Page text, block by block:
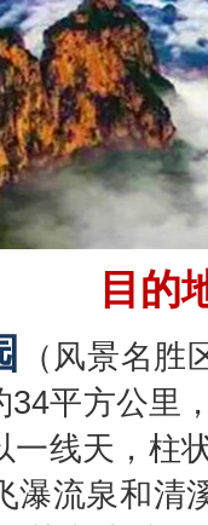
简
（风景名
平方公里
一线天，柱
瀑流泉和清